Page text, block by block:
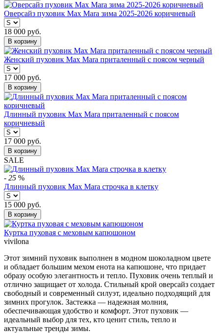
Оверсайз пуховик Max Mara зима 2025-2026 коричневый
18 000 руб.
В корзину
Женский пуховик Max Mara приталенный с поясом черный
17 000 руб.
В корзину
Длинный пуховик Max Mara приталенный с поясом
коричневый
17 000 руб.
В корзину
SALE
- 25 %
Длинный пуховик Max Mara строчка в клетку
15 000 руб.
В корзину
Куртка пуховая с меховым капюшоном
vivilona
Этот зимний пуховик выполнен в модном шоколадном цвете
и обладает большим мехом енота на капюшоне, что придает
образу особую элегантность и тепло. Пуховик очень теплый и
отлично защищает от холода. Стильный крой оверсайз создает
свободный и современный силуэт, идеально подходящий для
зимних прогулок. Застежка — надежная молния,
обеспечивающая удобство и комфорт. Этот пуховик —
идеальный выбор для тех, кто ценит стиль, тепло и
актуальные тренды зимы.